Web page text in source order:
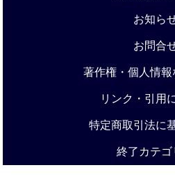
お知ら
お問合
著作権・個人情
リンク・引用
特定商取引法に
終了カテゴ